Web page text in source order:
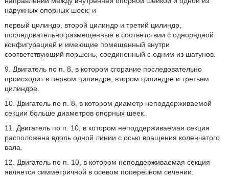
наружных опорных шеек; и
первый цилиндр, второй цилиндр и третий цилиндр,
последовательно размещенные в соответствии с однорядной
конфигурацией и имеющие помещенный внутри
соответствующий поршень, соединенный с одним из шатунов.
9. Двигатель по п. 8, в котором сгорание последовательно
происходит в первом цилиндре, втором цилиндре и третьем
цилиндре.
10. Двигатель по п. 8, в котором диаметр неподдерживаемой
секции больше диаметров опорных шеек.
11. Двигатель по п. 10, в котором неподдерживаемая секция
расположена вдоль одной линии с осью вращения коленчатого
вала.
12. Двигатель по п. 10, в котором неподдерживаемая секция
является симметричной в осевом поперечном сечении.